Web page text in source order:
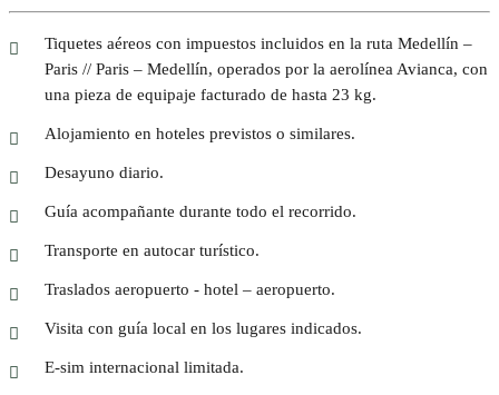
Tiquetes aéreos con impuestos incluidos en la ruta Medellín –
Paris // Paris – Medellín, operados por la aerolínea Avianca, con
una pieza de equipaje facturado de hasta 23 kg.
Alojamiento en hoteles previstos o similares.
Desayuno diario.
Guía acompañante durante todo el recorrido.
Transporte en autocar turístico.
Traslados aeropuerto - hotel – aeropuerto.
Visita con guía local en los lugares indicados.
E-sim internacional limitada.